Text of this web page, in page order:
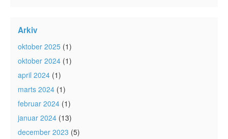
Arkiv
oktober 2025 (1)
oktober 2024 (1)
april 2024 (1)
marts 2024 (1)
februar 2024 (1)
januar 2024 (13)
december 2023 (5)